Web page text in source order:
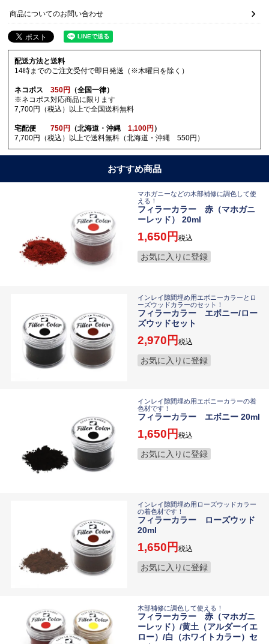
商品についてのお問い合わせ
配送方法と送料
14時までのご注文受付で即日発送（※木曜日を除く）
ネコポス350円
（全国一律）
※ネコポス対応商品に限ります
7,700円（税込）以上で全国送料無料
宅配便750円 （北海道・沖縄1,100円 ）
7,700円（税込）以上で送料無料（北海道・沖縄 550円）
おすすめ商品
マホガニーなどの木部補修に調色して使
える！
フィラーカラー 赤（マホガニ
ーレッド） 20ml
1,650 税込
お気に入りに登録
インレイ隙間埋め用エボニーカラーとロ
ーズウッドカラーのセット！
フィラーカラー エボニー/ロー
ズウッドセット
2,970 税込
お気に入りに登録
インレイ隙間埋め用エボニーカラーの着
色材です！
フィラーカラー エボニー 20ml
1,650 税込
お気に入りに登録
インレイ隙間埋め用ローズウッドカラー
の着色材です！
フィラーカラー ローズウッド
20ml
1,650 税込
お気に入りに登録
木部補修に調色して使える！
フィラーカラー 赤（マホガニ
ーレッド）/黄土（アルダーイエ
ロー）/白（ホワイトカラー）セ